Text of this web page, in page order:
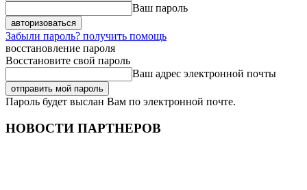
Ваш пароль
Забыли пароль? получить помощь
восстановление пароля
Восстановите свой пароль
Ваш адрес электронной почты
Пароль будет выслан Вам по электронной почте.
НОВОСТИ ПАРТНЕРОВ